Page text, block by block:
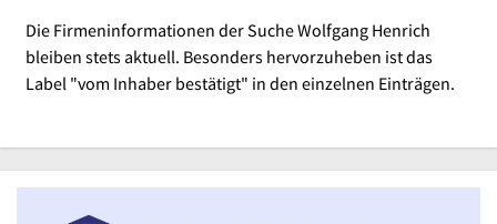
Die Firmeninformationen der Suche Wolfgang Henrich
bleiben stets aktuell. Besonders hervorzuheben ist das
Label "vom Inhaber bestätigt" in den einzelnen Einträgen.